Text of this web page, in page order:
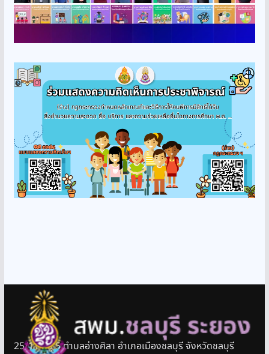
25/11 หมู่ 5 ตำบลอ่างศิลา อำเภอเมืองชลบุรี จังหวัดชลบุรี